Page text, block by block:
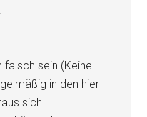
sein (Keine
in den hier
sich